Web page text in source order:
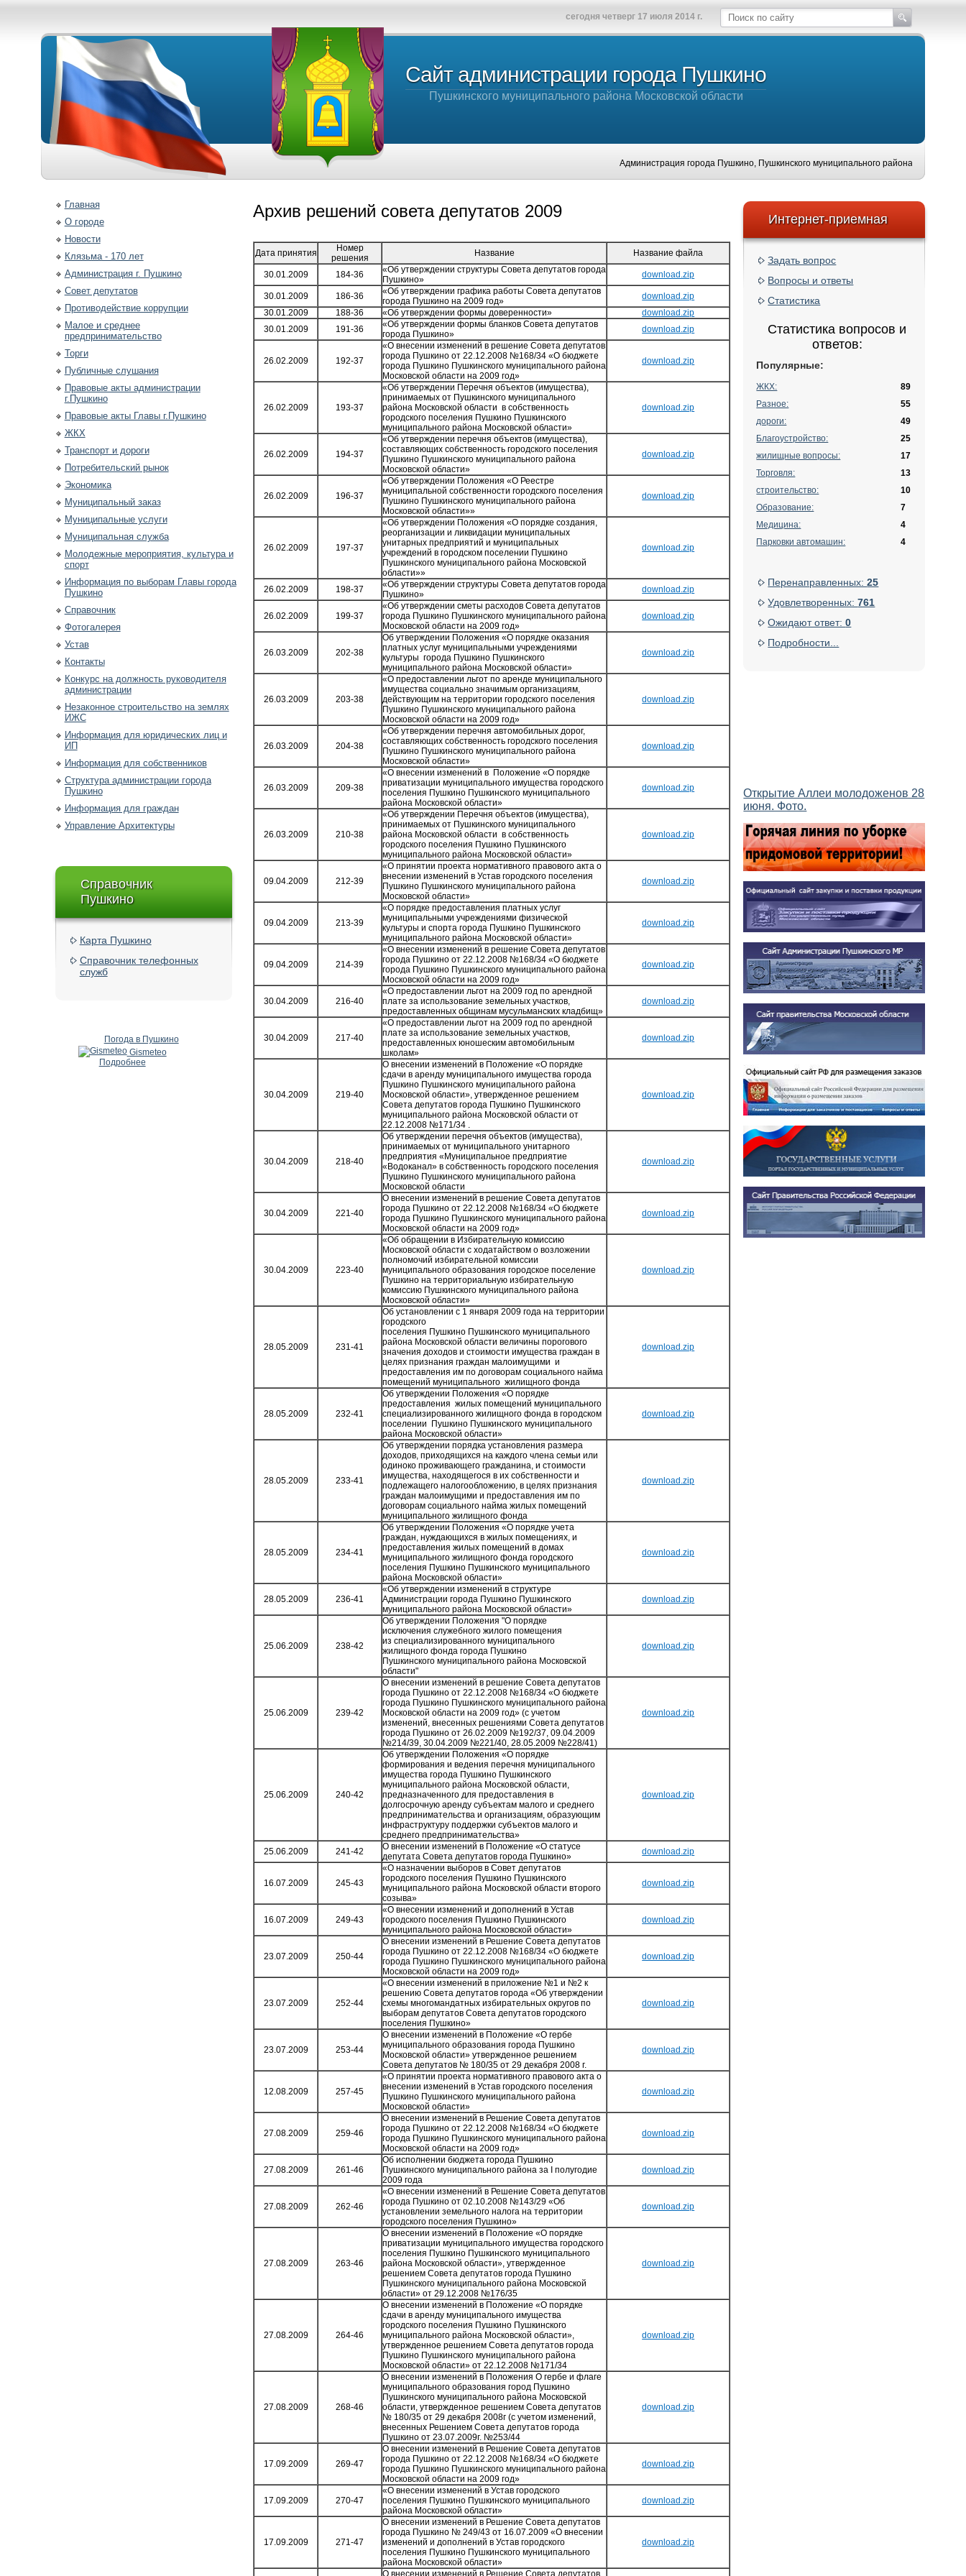
сегодня четверг 17 июля 2014 г.
Сайт администрации города Пушкино
Пушкинского муниципального района Московской области
Администрация города Пушкино, Пушкинского муниципального района, Московской области,
Главная
О городе
Новости
Клязьма - 170 лет
Администрация г. Пушкино
Совет депутатов
Противодействие коррупции
Малое и среднее
предпринимательство
Торги
Публичные слушания
Правовые акты администрации
г.Пушкино
Правовые акты Главы г.Пушкино
ЖКХ
Транспорт и дороги
Потребительский рынок
Экономика
Муниципальный заказ
Муниципальные услуги
Муниципальная служба
Молодежные мероприятия, культура и
спорт
Информация по выборам Главы города
Пушкино
Справочник
Фотогалерея
Устав
Контакты
Конкурс на должность руководителя
администрации
Незаконное строительство на землях
ИЖС
Информация для юридических лиц и
ИП
Информация для собственников
Структура администрации города
Пушкино
Информация для граждан
Управление Архитектуры
Справочник
Пушкино
Карта Пушкино
Справочник телефонных
служб
Погода в Пушкино
Gismeteo
Подробнее
Архив решений совета депутатов 2009
Дата принятия
Номер
решения
Название Название файла
30.01.2009 184-36
«Об утверждении структуры Совета депутатов города
Пушкино»
download.zip
30.01.2009 186-36
«Об утверждении графика работы Совета депутатов
города Пушкино на 2009 год»
download.zip
30.01.2009
188-36 «Об утверждении формы доверенности»
download.zip
30.01.2009
191-36
«Об утверждении формы бланков Совета депутатов
города Пушкино»
download.zip
26.02.2009 192-37
«О внесении изменений в решение Совета депутатов
города Пушкино от 22.12.2008 №168/34 «О бюджете
города Пушкино Пушкинского муниципального района
Московской области на 2009 год»
download.zip
26.02.2009 193-37
«Об утверждении Перечня объектов (имущества),
принимаемых от Пушкинского муниципального
района Московской области в собственность
городского поселения Пушкино Пушкинского
муниципального района Московской области»
download.zip
26.02.2009 194-37
«Об утверждении перечня объектов (имущества),
составляющих собственность городского поселения
Пушкино Пушкинского муниципального района
Московской области»
download.zip
26.02.2009 196-37
«Об утверждении Положения «О Реестре
муниципальной собственности городского поселения
Пушкино Пушкинского муниципального района
Московской области»»
download.zip
26.02.2009 197-37
«Об утверждении Положения «О порядке создания,
реорганизации и ликвидации муниципальных
унитарных предприятий и муниципальных
учреждений в городском поселении Пушкино
Пушкинского муниципального района Московской
области»»
download.zip
26.02.2009 198-37
«Об утверждении структуры Совета депутатов города
Пушкино»
download.zip
26.02.2009 199-37
«Об утверждении сметы расходов Совета депутатов
города Пушкино Пушкинского муниципального района
Московской области на 2009 год»
download.zip
26.03.2009 202-38
Об утверждении Положения «О порядке оказания
платных услуг муниципальными учреждениями
культуры города Пушкино Пушкинского
муниципального района Московской области»
download.zip
26.03.2009 203-38
«О предоставлении льгот по аренде муниципального
имущества социально значимым организациям,
действующим на территории городского поселения
Пушкино Пушкинского муниципального района
Московской области на 2009 год»
download.zip
26.03.2009 204-38
«Об утверждении перечня автомобильных дорог,
составляющих собственность городского поселения
Пушкино Пушкинского муниципального района
Московской области»
download.zip
26.03.2009 209-38
«О внесении изменений в Положение «О порядке
приватизации муниципального имущества городского
поселения Пушкино Пушкинского муниципального
района Московской области»
download.zip
26.03.2009 210-38
«Об утверждении Перечня объектов (имущества),
принимаемых от Пушкинского муниципального
района Московской области в собственность
городского поселения Пушкино Пушкинского
муниципального района Московской области»
download.zip
09.04.2009 212-39
«О принятии проекта нормативного правового акта о
внесении изменений в Устав городского поселения
Пушкино Пушкинского муниципального района
Московской области»
download.zip
09.04.2009 213-39
«О порядке предоставления платных услуг
муниципальными учреждениями физической
культуры и спорта города Пушкино Пушкинского
муниципального района Московской области»
download.zip
09.04.2009 214-39
«О внесении изменений в решение Совета депутатов
города Пушкино от 22.12.2008 №168/34 «О бюджете
города Пушкино Пушкинского муниципального района
Московской области на 2009 год»
download.zip
30.04.2009 216-40
«О предоставлении льгот на 2009 год по арендной
плате за использование земельных участков,
предоставленных общинам мусульманских кладбищ»
download.zip
30.04.2009 217-40
«О предоставлении льгот на 2009 год по арендной
плате за использование земельных участков,
предоставленных юношеским автомобильным
школам»
download.zip
30.04.2009 219-40
О внесении изменений в Положение «О порядке
сдачи в аренду муниципального имущества города
Пушкино Пушкинского муниципального района
Московской области», утвержденное решением
Совета депутатов города Пушкино Пушкинского
муниципального района Московской области от
22.12.2008 №171/34 .
download.zip
30.04.2009 218-40
Об утверждении перечня объектов (имущества),
принимаемых от муниципального унитарного
предприятия «Муниципальное предприятие
«Водоканал» в собственность городского поселения
Пушкино Пушкинского муниципального района
Московской области
download.zip
30.04.2009 221-40
О внесении изменений в решение Совета депутатов
города Пушкино от 22.12.2008 №168/34 «О бюджете
города Пушкино Пушкинского муниципального района
Московской области на 2009 год»
download.zip
30.04.2009 223-40
«Об обращении в Избирательную комиссию
Московской области с ходатайством о возложении
полномочий избирательной комиссии
муниципального образования городское поселение
Пушкино на территориальную избирательную
комиссию Пушкинского муниципального района
Московской области»
download.zip
28.05.2009 231-41
Об установлении с 1 января 2009 года на территории
городского
поселения Пушкино Пушкинского муниципального
района Московской области величины порогового
значения доходов и стоимости имущества граждан в
целях признания граждан малоимущими и
предоставления им по договорам социального найма
помещений муниципального жилищного фонда
download.zip
28.05.2009 232-41
Об утверждении Положения «О порядке
предоставления жилых помещений муниципального
специализированного жилищного фонда в городском
поселении Пушкино Пушкинского муниципального
района Московской области»
download.zip
28.05.2009 233-41
Об утверждении порядка установления размера
доходов, приходящихся на каждого члена семьи или
одиноко проживающего гражданина, и стоимости
имущества, находящегося в их собственности и
подлежащего налогообложению, в целях признания
граждан малоимущими и предоставления им по
договорам социального найма жилых помещений
муниципального жилищного фонда
download.zip
28.05.2009 234-41
Об утверждении Положения «О порядке учета
граждан, нуждающихся в жилых помещениях, и
предоставления жилых помещений в домах
муниципального жилищного фонда городского
поселения Пушкино Пушкинского муниципального
района Московской области»
download.zip
28.05.2009 236-41
«Об утверждении изменений в структуре
Администрации города Пушкино Пушкинского
муниципального района Московской области»
download.zip
25.06.2009 238-42
Об утверждении Положения "О порядке
исключения служебного жилого помещения
из специализированного муниципального
жилищного фонда города Пушкино
Пушкинского муниципального района Московской
области"
download.zip
25.06.2009 239-42
О внесении изменений в решение Совета депутатов
города Пушкино от 22.12.2008 №168/34 «О бюджете
города Пушкино Пушкинского муниципального района
Московской области на 2009 год» (с учетом
изменений, внесенных решениями Совета депутатов
города Пушкино от 26.02.2009 №192/37, 09.04.2009
№214/39, 30.04.2009 №221/40, 28.05.2009 №228/41)
download.zip
25.06.2009 240-42
Об утверждении Положения «О порядке
формирования и ведения перечня муниципального
имущества города Пушкино Пушкинского
муниципального района Московской области,
предназначенного для предоставления в
долгосрочную аренду субъектам малого и среднего
предпринимательства и организациям, образующим
инфраструктуру поддержки субъектов малого и
среднего предпринимательства»
download.zip
25.06.2009 241-42
О внесении изменений в Положение «О статусе
депутата Совета депутатов города Пушкино»
download.zip
16.07.2009 245-43
«О назначении выборов в Совет депутатов
городского поселения Пушкино Пушкинского
муниципального района Московской области второго
созыва»
download.zip
16.07.2009 249-43
«О внесении изменений и дополнений в Устав
городского поселения Пушкино Пушкинского
муниципального района Московской области»
download.zip
23.07.2009 250-44
О внесении изменений в Решение Совета депутатов
города Пушкино от 22.12.2008 №168/34 «О бюджете
города Пушкино Пушкинского муниципального района
Московской области на 2009 год»
download.zip
23.07.2009 252-44
«О внесении изменений в приложение №1 и №2 к
решению Совета депутатов города «Об утверждении
схемы многомандатных избирательных округов по
выборам депутатов Совета депутатов городского
поселения Пушкино»
download.zip
23.07.2009 253-44
О внесении изменений в Положение «О гербе
муниципального образования города Пушкино
Московской области» утвержденное решением
Совета депутатов № 180/35 от 29 декабря 2008 г.
download.zip
12.08.2009 257-45
«О принятии проекта нормативного правового акта о
внесении изменений в Устав городского поселения
Пушкино Пушкинского муниципального района
Московской области»
download.zip
27.08.2009 259-46
О внесении изменений в Решение Совета депутатов
города Пушкино от 22.12.2008 №168/34 «О бюджете
города Пушкино Пушкинского муниципального района
Московской области на 2009 год»
download.zip
27.08.2009 261-46
Об исполнении бюджета города Пушкино
Пушкинского муниципального района за I полугодие
2009 года
download.zip
27.08.2009 262-46
«О внесении изменений в Решение Совета депутатов
города Пушкино от 02.10.2008 №143/29 «Об
установлении земельного налога на территории
городского поселения Пушкино»
download.zip
27.08.2009 263-46
О внесении изменений в Положение «О порядке
приватизации муниципального имущества городского
поселения Пушкино Пушкинского муниципального
района Московской области», утвержденное
решением Совета депутатов города Пушкино
Пушкинского муниципального района Московской
области» от 29.12.2008 №176/35
download.zip
27.08.2009 264-46
О внесении изменений в Положение «О порядке
сдачи в аренду муниципального имущества
городского поселения Пушкино Пушкинского
муниципального района Московской области»,
утвержденное решением Совета депутатов города
Пушкино Пушкинского муниципального района
Московской области» от 22.12.2008 №171/34
download.zip
27.08.2009 268-46
О внесении изменений в Положения О гербе и флаге
муниципального образования город Пушкино
Пушкинского муниципального района Московской
области, утвержденное решением Совета депутатов
№ 180/35 от 29 декабря 2008г (с учетом изменений,
внесенных Решением Совета депутатов города
Пушкино от 23.07.2009г. №253/44
download.zip
17.09.2009 269-47
О внесении изменений в Решение Совета депутатов
города Пушкино от 22.12.2008 №168/34 «О бюджете
города Пушкино Пушкинского муниципального района
Московской области на 2009 год»
download.zip
17.09.2009 270-47
«О внесении изменений в Устав городского
поселения Пушкино Пушкинского муниципального
района Московской области»
download.zip
17.09.2009 271-47
О внесении изменений в Решение Совета депутатов
города Пушкино № 249/43 от 16.07.2009 «О внесении
изменений и дополнений в Устав городского
поселения Пушкино Пушкинского муниципального
района Московской области»
download.zip
О внесении изменений в Решение Совета депутатов
Интернет-приемная
Задать вопрос
Вопросы и ответы
Статистика
Статистика вопросов и
ответов:
Популярные:
ЖКХ:
89
Разное:
55
дороги:
49
Благоустройство:
25
жилищные вопросы:
17
Торговля:
13
строительство:
10
Образование:
7
Медицина:
4
Парковки автомашин:
4
Перенаправленных:25
Удовлетворенных:761
Ожидают ответ:0
Подробности...
Открытие Аллеи молодоженов 28
июня. Фото.